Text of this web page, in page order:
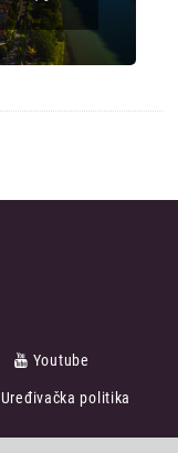
Youtube
Uređivačka politika